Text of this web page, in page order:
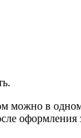
можно в